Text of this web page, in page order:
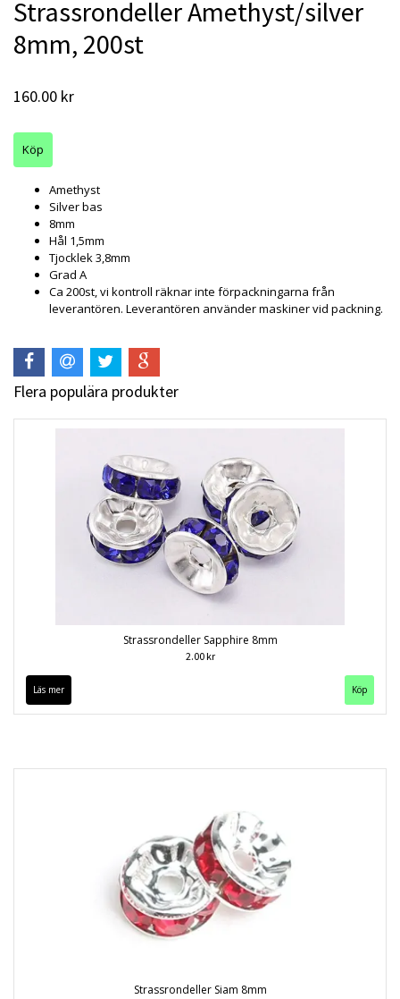
Strassrondeller Amethyst/silver
8mm, 200st
160.00 kr
Amethyst
Silver bas
8mm
Hål 1,5mm
Tjocklek 3,8mm
Grad A
Ca 200st, vi kontroll räknar inte förpackningarna från
leverantören. Leverantören använder maskiner vid packning.
Flera populära produkter
Strassrondeller Sapphire 8mm
2.00 kr
Läs mer Köp
Strassrondeller Siam 8mm